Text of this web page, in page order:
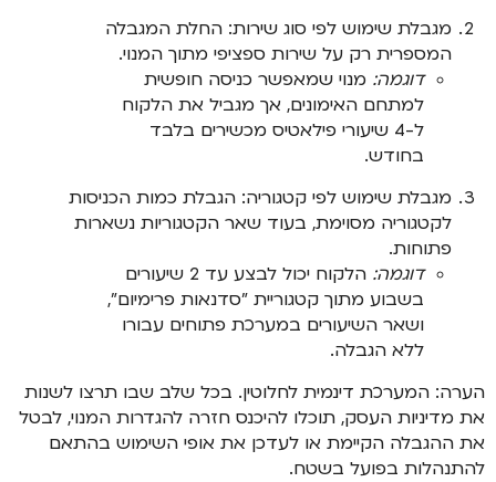
מגבלת שימוש לפי סוג שירות: החלת המגבלה
המספרית רק על שירות ספציפי מתוך המנוי.
דוגמה: מנוי שמאפשר כניסה חופשית
למתחם האימונים, אך מגביל את הלקוח
ל-4 שיעורי פילאטיס מכשירים בלבד
בחודש.
מגבלת שימוש לפי קטגוריה: הגבלת כמות הכניסות
לקטגוריה מסוימת, בעוד שאר הקטגוריות נשארות
פתוחות.
דוגמה:
הלקוח יכול לבצע עד 2 שיעורים
בשבוע מתוך קטגוריית "סדנאות פרימיום",
ושאר השיעורים במערכת פתוחים עבורו
ללא הגבלה.
הערה: המערכת דינמית לחלוטין. בכל שלב שבו תרצו לשנות
את מדיניות העסק, תוכלו להיכנס חזרה להגדרות המנוי, לבטל
את ההגבלה הקיימת או לעדכן את אופי השימוש בהתאם
להתנהלות בפועל בשטח.